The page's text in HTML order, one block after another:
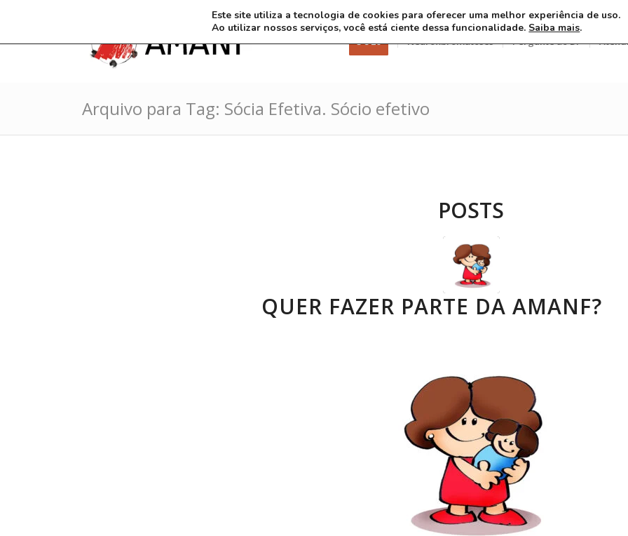
3 8 26 Neurofibromatoses Pergunte ao Dr
Arquivo para Tag: Sócia Efetiva. Sócio efetivo
POSTS
QUER FAZER PARTE DA AMANF?
Este site utiliza a tecnologia de cookies para oferecer uma melhor experiência de uso.
Ao utilizar nossos serviços, você está ciente dessa funcionalidade. Saiba mais.